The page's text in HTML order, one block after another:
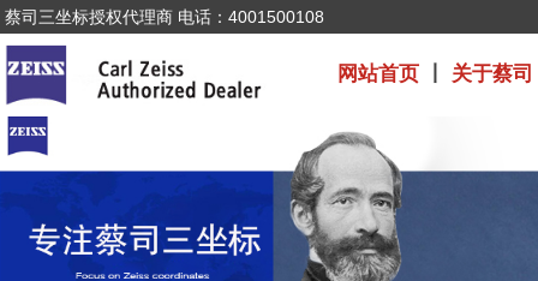
蔡司三坐标授权代理商 电话：4001500108
网站首页丨 关于蔡司